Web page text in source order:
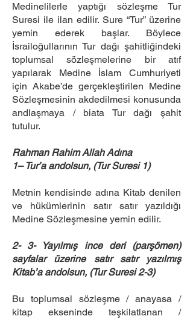
Medinelilerle yaptığı sözleşme Tur
Suresi ile ilan edilir. Sure “Tur” üzerine
yemin ederek başlar. Böylece
İsrailoğullarının Tur dağı şahitliğindeki
toplumsal sözleşmelerine bir atıf
yapılarak Medine İslam Cumhuriyeti
için Akabe’de gerçekleştirilen Medine
Sözleşmesinin akdedilmesi konusunda
andlaşmaya / biata Tur dağı şahit
tutulur.
Rahman Rahim Allah Adına
1– Tur’a andolsun, (Tur Suresi 1)
Metnin kendisinde adına Kitab denilen
ve hükümlerinin satır satır yazıldığı
Medine Sözleşmesine yemin edilir.
2- 3- Yayılmış ince deri (parşömen)
sayfalar üzerine satır satır yazılmış
Kitab’a andolsun, (Tur Suresi 2-3)
Bu toplumsal sözleşme / anayasa /
kitap ekseninde teşkilatlanan /